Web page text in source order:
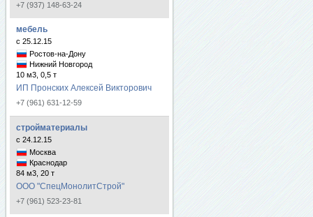
+7 (937) 148-63-24
мебель
с 25.12.15
Ростов-на-Дону
Нижний Новгород
10 м3, 0,5 т
ИП Пронских Алексей Викторович
+7 (961) 631-12-59
стройматериалы
с 24.12.15
Москва
Краснодар
84 м3, 20 т
ООО "СпецМонолитСтрой"
+7 (961) 523-23-81